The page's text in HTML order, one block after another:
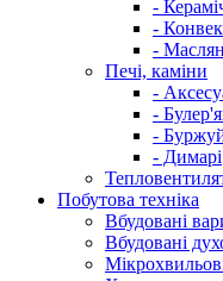
-
-
-
Печі, каміни
-
-
-
- Димарі
Побутова техніка
Вбудовані
Вбудовані